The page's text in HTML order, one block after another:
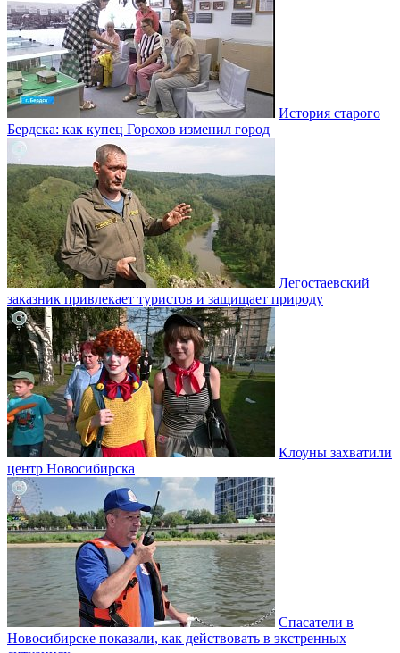
История старого
Бердска: как купец Горохов изменил город
Легостаевский
заказник привлекает туристов и защищает природу
Клоуны захватили
центр Новосибирска
Спасатели в
Новосибирске показали, как действовать в экстренных